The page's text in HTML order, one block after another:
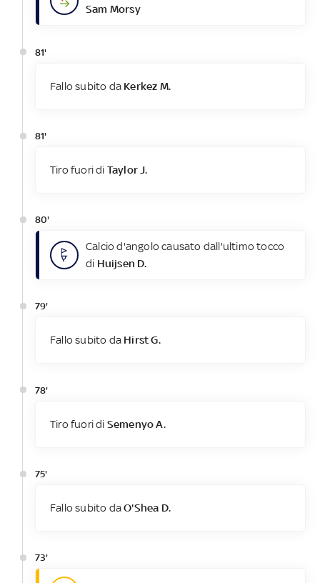
Sam Morsy
81'
Fallo subito da Kerkez M.
81'
Tiro fuori di Taylor J.
80'
Calcio d'angolo causato dall'ultimo tocco
di Huijsen D.
79'
Fallo subito da Hirst G.
78'
Tiro fuori di Semenyo A.
75'
Fallo subito daO'Shea D.
73'